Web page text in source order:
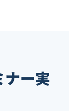
ナー実